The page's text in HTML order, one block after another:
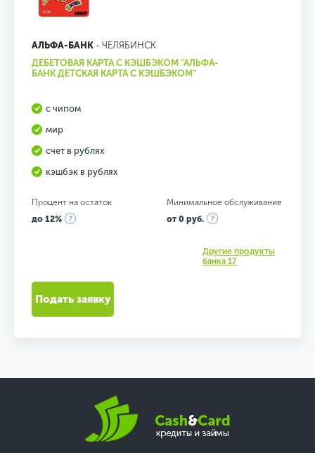
АЛЬФА-БАНК - ЧЕЛЯБИНСК
ДЕБЕТОВАЯ КАРТА С КЭШБЭКОМ "АЛЬФА-
БАНК ДЕТСКАЯ КАРТА С КЭШБЭКОМ"
с чипом
мир
счет в рублях
кэшбэк в рублях
Процент на остаток
до 12%
Минимальное обслуживание
от 0 руб.
Другие продукты
банка 17
Подать заявку